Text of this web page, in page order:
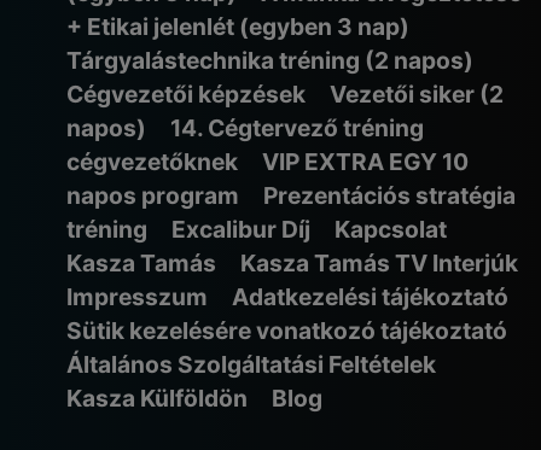
+ Etikai jelenlét (egyben 3 nap)
Tárgyalástechnika tréning (2 napos)
Cégvezetői képzések
Vezetői siker (2
napos)
14. Cégtervező tréning
cégvezetőknek
VIP EXTRA EGY 10
napos program
Prezentációs stratégia
tréning
Excalibur Díj
Kapcsolat
Kasza Tamás
Kasza Tamás TV Interjúk
Impresszum
Adatkezelési tájékoztató
Sütik kezelésére vonatkozó tájékoztató
Általános Szolgáltatási Feltételek
Kasza Külföldön
Blog